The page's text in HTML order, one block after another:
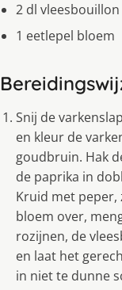
2 dl vleesbouillon
1 eetlepel bloem
Snij de
en kleur de
goudbruin. Hak
de paprika in
Kruid met
bloem over,
rozijnen, de
en laat het
in niet te dunne